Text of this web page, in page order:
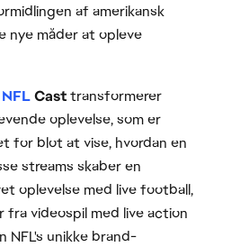
af amerikansk
nye måder at opleve
Casttransformerer
oplevelse, som er
for blot at vise, hvordan en
streams skaber en
oplevelse med live football,
fra videospil med live action
NFL's unikke brand-